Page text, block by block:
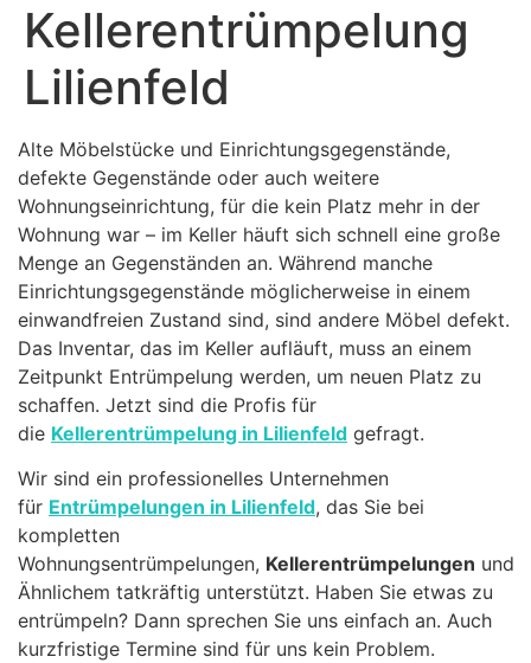
Kellerentrümpelung
Lilienfeld
Alte Möbelstücke und Einrichtungsgegenstände,
defekte Gegenstände oder auch weitere
Wohnungseinrichtung, für die kein Platz mehr in der
Wohnung war – im Keller häuft sich schnell eine große
Menge an Gegenständen an. Während manche
Einrichtungsgegenstände möglicherweise in einem
einwandfreien Zustand sind, sind andere Möbel defekt.
Das Inventar, das im Keller aufläuft, muss an einem
Zeitpunkt Entrümpelung werden, um neuen Platz zu
schaffen. Jetzt sind die Profis für
die Kellerentrümpelung in Lilienfeld gefragt.
Wir sind ein professionelles Unternehmen
für Entrümpelungen in Lilienfeld, das Sie bei
kompletten
Wohnungsentrümpelungen, Kellerentrümpelungen und
Ähnlichem tatkräftig unterstützt. Haben Sie etwas zu
entrümpeln? Dann sprechen Sie uns einfach an. Auch
kurzfristige Termine sind für uns kein Problem.